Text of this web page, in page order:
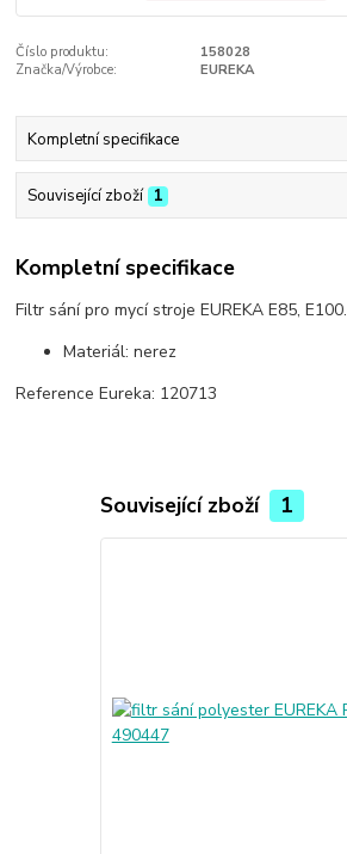
Číslo produktu:
158028
Značka/Výrobce:
EUREKA
Kompletní specifikace
Související zboží 1
Kompletní specifikace
Filtr sání pro mycí stroje EUREKA E85, E100.
Materiál: nerez
Reference Eureka: 120713
Související zboží 1